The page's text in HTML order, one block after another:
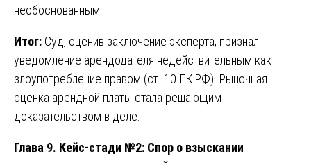
необоснованным.
Итог: Суд, оценив заключение эксперта, признал
уведомление арендодателя недействительным как
злоупотребление правом (ст. 10 ГК РФ). Рыночная
оценка арендной платы стала решающим
доказательством в деле.
Глава 9. Кейс-стади №2: Спор о взыскании